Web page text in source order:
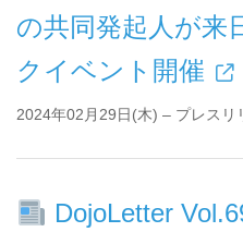
の共同発起人が来
クイベント開催
2024年02月29日(木) – プレスリ
DojoLetter